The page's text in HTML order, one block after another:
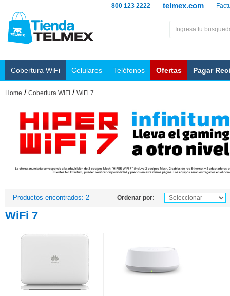
telmex.com
800 123 2222
Cobertura WiFi Celulares Teléfonos Ofertas Pagar
Home / Cobertura WiFi / WiFi 7
Productos encontrados: 2 Ordenar por:
WiFi 7